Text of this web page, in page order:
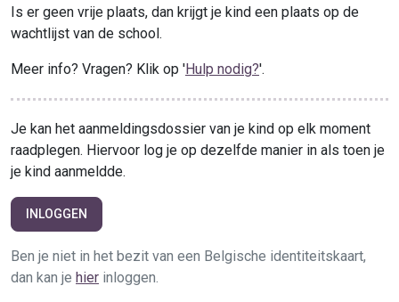
Is er geen vrije plaats, dan krijgt je kind een plaats op de
wachtlijst van de school.
Meer info? Vragen? Klik op 'Hulp nodig?'.
Je kan het aanmeldingsdossier van je kind op elk moment
raadplegen. Hiervoor log je op dezelfde manier in als toen je
je kind aanmeldde.
INLOGGEN
Ben je niet in het bezit van een Belgische identiteitskaart,
dan kan je hier inloggen.